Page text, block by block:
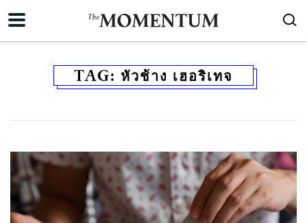
TAG: หัวช้าง เฮอริเทจ